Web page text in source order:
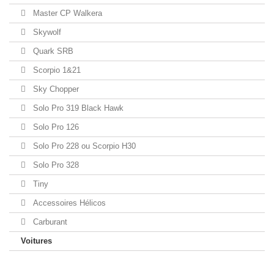
Master CP Walkera
Skywolf
Quark SRB
Scorpio 1&21
Sky Chopper
Solo Pro 319 Black Hawk
Solo Pro 126
Solo Pro 228 ou Scorpio H30
Solo Pro 328
Tiny
Accessoires Hélicos
Carburant
Voitures